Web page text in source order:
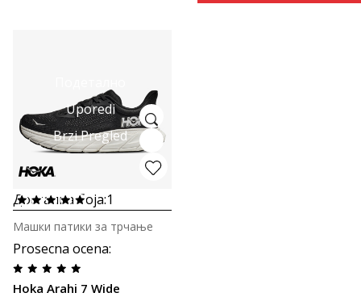
Uporedi
Brzi Pregled
Достапна боја:1
Prosecna ocena:
Hoka Arahi 7 Wide
Машки патики за трчање